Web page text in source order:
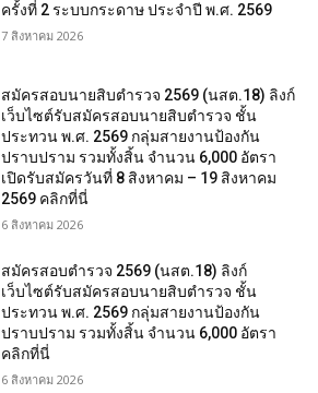
ครั้งที่ 2 ระบบกระดาษ ประจำปี พ.ศ. 2569
7 สิงหาคม 2026
สมัครสอบนายสิบตำรวจ 2569 (นสต.18) ลิงก์
เว็บไซต์รับสมัครสอบนายสิบตำรวจ ชั้น
ประทวน พ.ศ. 2569 กลุ่มสายงานป้องกัน
ปราบปราม รวมทั้งสิ้น จำนวน 6,000 อัตรา
เปิดรับสมัครวันที่ 8 สิงหาคม – 19 สิงหาคม
2569 คลิกที่นี่
6 สิงหาคม 2026
สมัครสอบตํารวจ 2569 (นสต.18) ลิงก์
เว็บไซต์รับสมัครสอบนายสิบตำรวจ ชั้น
ประทวน พ.ศ. 2569 กลุ่มสายงานป้องกัน
ปราบปราม รวมทั้งสิ้น จำนวน 6,000 อัตรา
คลิกที่นี่
6 สิงหาคม 2026